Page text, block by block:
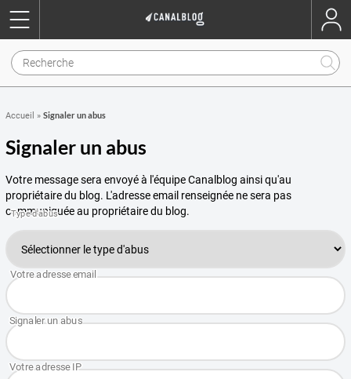
Accueil » Signaler un abus
Signaler un abus
Votre message sera envoyé à l'équipe Canalblog ainsi qu'au
propriétaire du blog. L'adresse email renseignée ne sera pas
communiquée au propriétaire du blog.